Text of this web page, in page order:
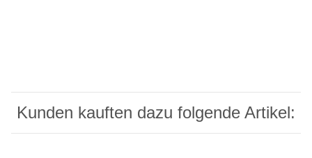
Kunden kauften dazu folgende Artikel: